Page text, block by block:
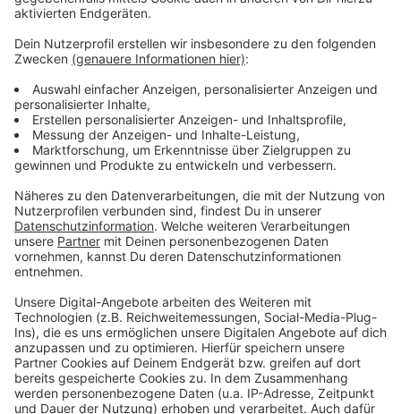
Wir verwenden einen Service eines
Drittanbieters, um Videoinhalte
einzubetten. Dieser Service kann
Daten zu Ihren Aktivitäten
sammeln. Bitte lesen Sie die
Details durch und stimmen Sie der
Nutzung des Service zu, um dieses
Video anzusehen.
Mehr Informationen
Akzeptieren
Management Platform
SUPER-Hi x NEEKA - Following The Sun (Official Music
Video)
Anzeige